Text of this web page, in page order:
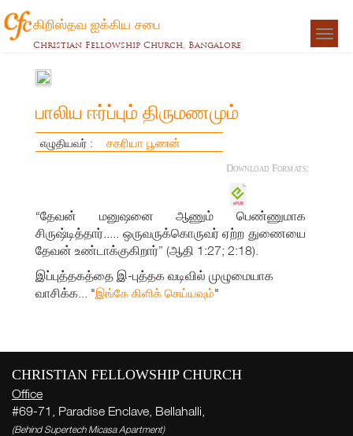
கிறிஸ்தவ ஐக்கிய சபை
Christian Fellowship Church, Bangalore
பாலிய ஈர்ப்பும் திருமணமும்
எழுதியவர் : சகரியா பூணன்
Download Formats:
“தேவன் மனுஷனை ஆணும் பெண்ணுமாக
சிருஷ்டித்தார்..... ஒருவருக்கொருவர் ஏற்ற துணையை
தேவன் உண்டாக்குகிறார்” (ஆதி 1:27; 2:18).
இப்புத்தகத்தை இ-புத்தக வடிவில் முழுமையாக
வாசிக்க... "இங்கே கிளிக் செய்யவும்"
CHRISTIAN FELLOWSHIP CHURCH
Office
#69-71, Paradise Enclave, Bellahalli,
(Behind Supertech Micasa Apartment)